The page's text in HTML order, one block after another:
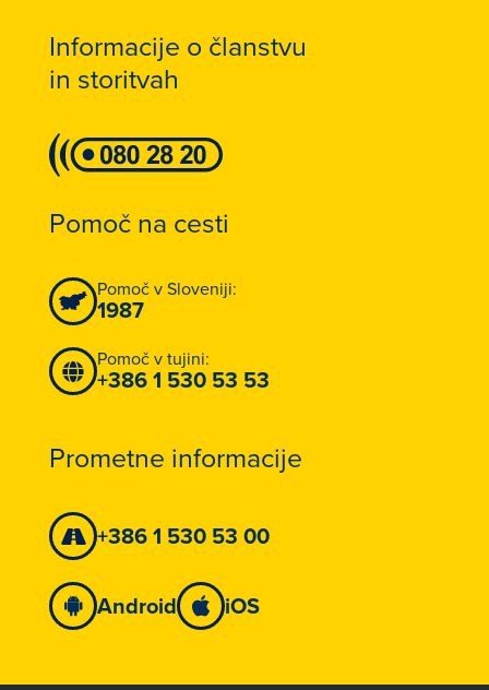
Informacije o članstvu
in storitvah
Pomoč na cesti
Pomoč v Sloveniji:
1987
Pomoč v tujini:
+386 1 530 53 53
Prometne informacije
+386 1 530 53 00
Android iOS